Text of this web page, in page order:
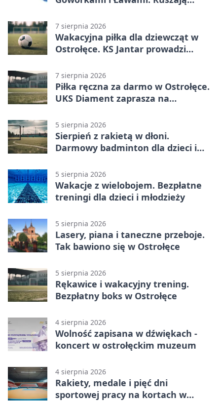
7 sierpnia 2026
Wakacyjna piłka dla dziewcząt w
Ostrołęce. KS Jantar prowadzi
7 sierpnia 2026
Piłka ręczna za darmo w Ostrołęce.
UKS Diament zaprasza na
5 sierpnia 2026
Sierpień z rakietą w dłoni.
Darmowy badminton dla dzieci i
5 sierpnia 2026
Wakacje z wielobojem. Bezpłatne
treningi dla dzieci i młodzieży
5 sierpnia 2026
Lasery, piana i taneczne przeboje.
Tak bawiono się w Ostrołęce
5 sierpnia 2026
Rękawice i wakacyjny trening.
Bezpłatny boks w Ostrołęce
4 sierpnia 2026
Wolność zapisana w dźwiękach -
koncert w ostrołęckim muzeum
4 sierpnia 2026
Rakiety, medale i pięć dni
sportowej pracy na kortach w